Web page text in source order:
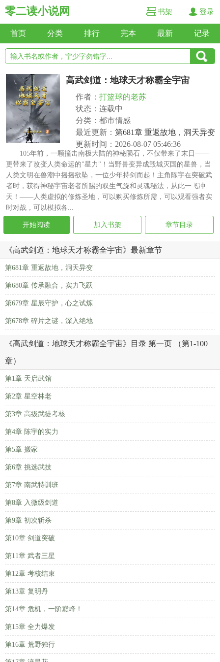
零二读小说网 书架 登录
首页 分类 排行 完本 最新 记录
高武剑道：地球天才称霸全宇宙
作者： 打篮球的老苏
状态：连载中
分类：都市情感
最近更新： 第681章 重返故地，洞天异变
更新时间：2026-08-07 05:46:36
105年前，一颗撞击南极大陆的神秘陨石，不仅带来了末日——
更带来了改变人类命运的"星力"！当野兽变异成毁城灭国的星兽，当
人类文明在兽潮中摇摇欲坠，一位少年持剑而起！主角陈宇在突破武
者时，获得神秘宇宙老者所赐的双生气旋和灵魂秘法，从此一飞冲
天！——人类虚拟的修炼圣地，可以购买修炼所需，可以观看强者实
时对战，可以模拟各...
开始阅读 加入书架 章节目录
《高武剑道：地球天才称霸全宇宙》最新章节
第681章 重返故地，洞天异变
第680章 传承融合，实力飞跃
第679章 星辰守护，心之试炼
第678章 碎片之谜，深入绝地
《高武剑道：地球天才称霸全宇宙》目录 第一页 （第1-100
章）
第1章 天启武馆
第2章 星空林老
第3章 高级武徒考核
第4章 陈宇的实力
第5章 搬家
第6章 挑选武技
第7章 南武特训班
第8章 入微级剑道
第9章 初次斩杀
第10章 剑道突破
第11章 武者三星
第12章 考核结束
第13章 复明丹
第14章 危机，一阶巅峰！
第15章 全力爆发
第16章 荒野独行